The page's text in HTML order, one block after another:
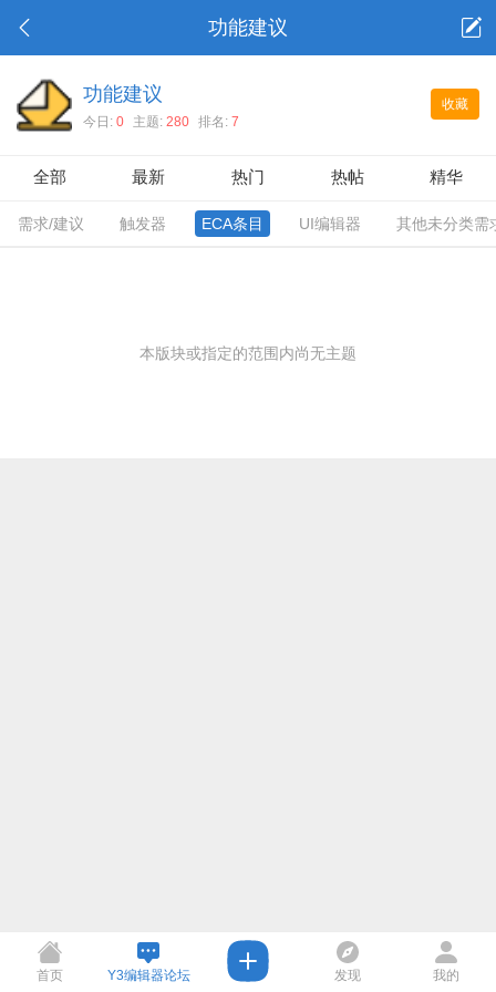
功能建议
收藏
功能建议
今日: 0 主题: 280 排名: 7
全部 最新 热门 热帖 精华
需求/建议 触发器 ECA条目 UI编辑器 其他未分类需
本版块或指定的范围内尚无主题
首页 Y3编辑器论坛 发现 我的